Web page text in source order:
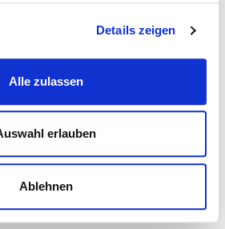
Details zeigen
Alle zulassen
erlauben
Ablehnen